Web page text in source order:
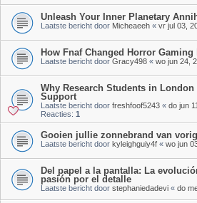
Unleash Your Inner Planetary
Laatste bericht door Micheaeeh « vr jul 03,
How Fnaf Changed Horror Gaming
Laatste bericht door Gracy498 « wo jun 24,
Why Research Students in
Support
Laatste bericht door freshfoof5243 « do jun
Reacties: 1
Gooien jullie zonnebrand van
Laatste bericht door kyleighguiy4f « wo jun
Del papel a la pantalla: La
pasión por el detalle
Laatste bericht door stephaniedadevi « do